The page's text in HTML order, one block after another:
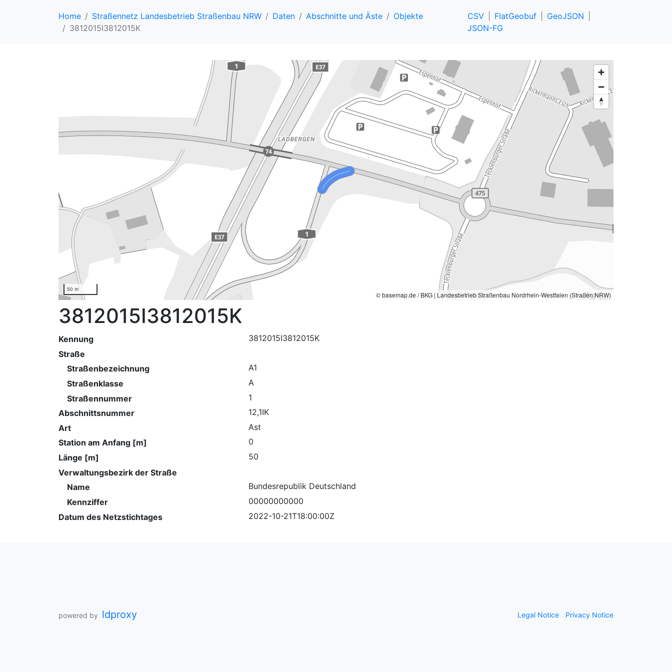
Home Straßennetz Landesbetrieb Straßenbau NRW Daten Abschnitte und Äste
Objekte
3812015I3812015K
CSV FlatGeobuf
GeoJSON
JSON-FG
50 m
© basemap.de / BKG | Landesbetrieb Straßenbau Nordrhein-Westfalen (Straßen.NRW)
3812015I3812015K
Kennung
3812015I3812015K
Straße
Straßenbezeichnung
A1
Straßenklasse
A
Straßennummer
1
Abschnittsnummer
12,1IK
Art
Ast
Station am Anfang [m]
0
Länge [m]
50
Verwaltungsbezirk der Straße
Name
Bundesrepublik Deutschland
Kennziffer
00000000000
Datum des Netzstichtages
2022-10-21T18:00:00Z
powered by ldproxy Legal Notice Privacy Notice